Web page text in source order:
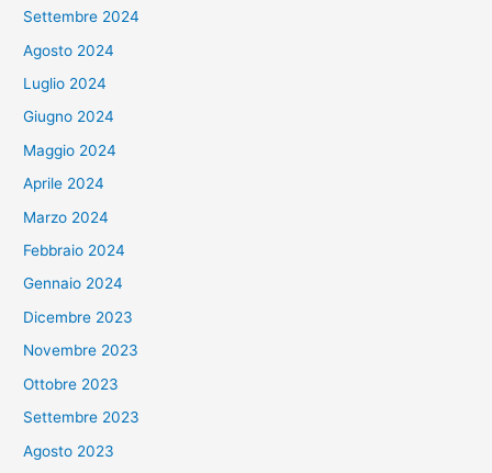
Settembre 2024
Agosto 2024
Luglio 2024
Giugno 2024
Maggio 2024
Aprile 2024
Marzo 2024
Febbraio 2024
Gennaio 2024
Dicembre 2023
Novembre 2023
Ottobre 2023
Settembre 2023
Agosto 2023